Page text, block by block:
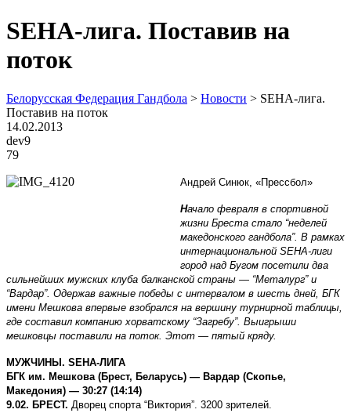
SEHA-лига. Поставив на
поток
Белорусская Федерация Гандбола > Новости > SEHA-лига.
Поставив на поток
14.02.2013
dev9
79
Андрей Синюк, «Прессбол»
Начало февраля в спортивной
жизни Бреста стало “неделей
македонского гандбола”. В рамках
интернациональной SEHA-лиги
город над Бугом посетили два
сильнейших мужских клуба балканской страны — “Металург” и
“Вардар”. Одержав важные победы с интервалом в шесть дней, БГК
имени Мешкова впервые взобрался на вершину турнирной таблицы,
где составил компанию хорватскому “Загребу”. Выигрыши
мешковцы поставили на поток. Этот — пятый кряду.
МУЖЧИНЫ. SEHA-ЛИГА
БГК им. Мешкова (Брест, Беларусь) — Вардар (Скопье,
Македония) — 30:27 (14:14)
9.02. БРЕСТ. Дворец спорта “Виктория”. 3200 зрителей.